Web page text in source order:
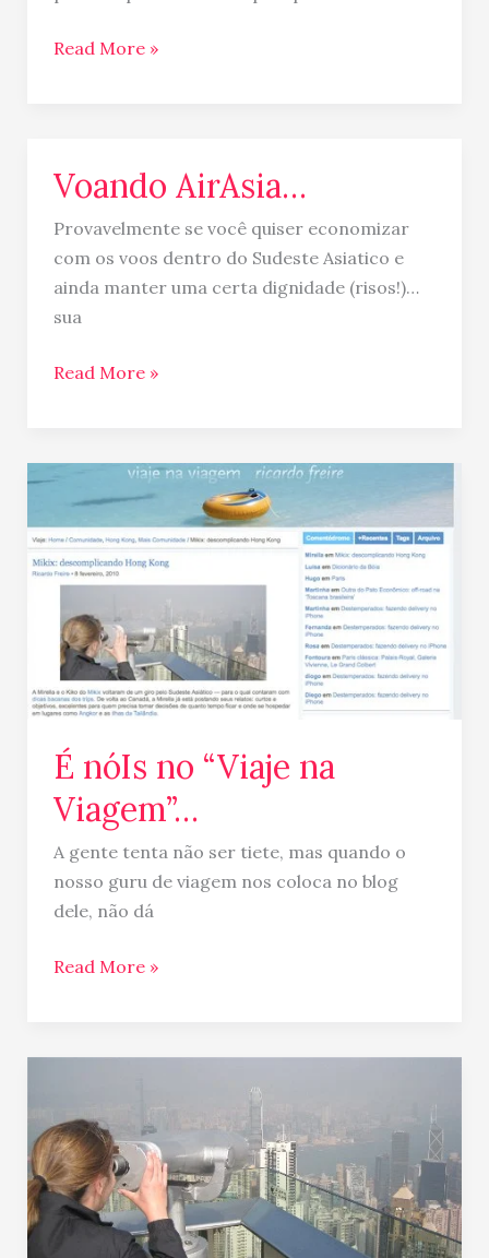
Read More »
Voando AirAsia…
Provavelmente se você quiser economizar
com os voos dentro do Sudeste Asiatico e
ainda manter uma certa dignidade (risos!)…
sua
Voando
Read More »
É nóIs no “Viaje na
Viagem”…
A gente tenta não ser tiete, mas quando o
nosso guru de viagem nos coloca no blog
dele, não dá
nóIs
no
“Viaje
Viagem”…
Read More »
Hong
Kong